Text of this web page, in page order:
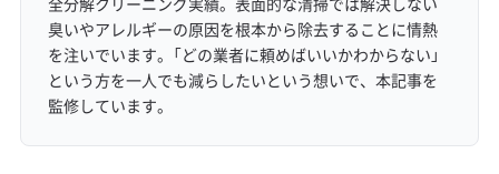
臭いやアレルギーの原因を根本から除去することに情熱
を注いでいます。「どの業者に頼めばいいかわからない」
という方を一人でも減らしたいという想いで、本記事を
監修しています。